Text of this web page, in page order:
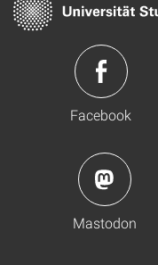
Facebook
Mastodon